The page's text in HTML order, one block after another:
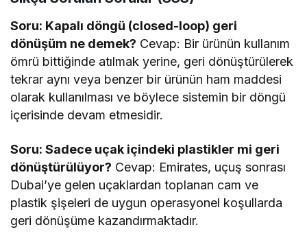
Soru: Kapalı döngü (closed-loop) geri
dönüşüm ne demek? Cevap: Bir ürünün kullanım
ömrü bittiğinde atılmak yerine, geri dönüştürülerek
tekrar aynı veya benzer bir ürünün ham maddesi
olarak kullanılması ve böylece sistemin bir döngü
içerisinde devam etmesidir.
Soru: Sadece uçak içindeki plastikler mi geri
dönüştürülüyor? Cevap: Emirates, uçuş sonrası
Dubai’ye gelen uçaklardan toplanan cam ve
plastik şişeleri de uygun operasyonel koşullarda
geri dönüşüme kazandırmaktadır.